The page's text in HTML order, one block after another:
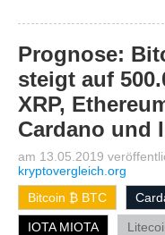
Prognose:
steigt auf
XRP,
Cardano und
am 13.05.2019
kryptovergleich.org
Bitcoin ₿ BTC
IOTA MIOTA